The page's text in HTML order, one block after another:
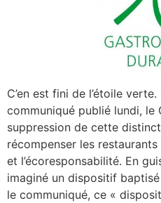
C’en est fini de l’étoile verte.
communiqué publié lundi, le
suppression de cette
récompenser les
et l’écoresponsabilité. En
imaginé un dispositif
le communiqué, ce «